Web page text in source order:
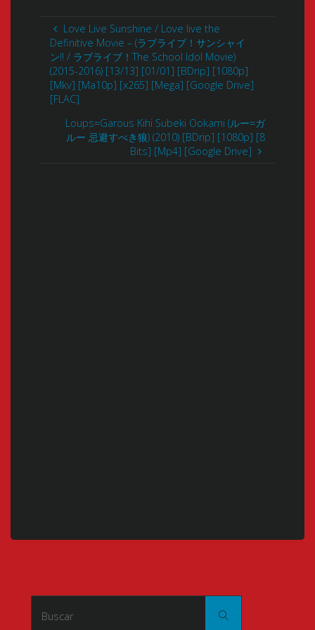
Love Live Sunshine / Love live the
Definitive Movie – (ラブライブ！サンシャイ
ン!! / ラブライブ！The School Idol Movie)
(2015-2016) [13/13] [01/01] [BDrip] [1080p]
[Mkv] [Ma10p] [x265] [Mega] [Google Drive]
[FLAC]
Loups=Garous Kihi Subeki Ookami (ルー=ガ
ルー 忌避すべき狼) (2010) [BDrip] [1080p] [8
Bits] [Mp4] [Google Drive]
Buscar